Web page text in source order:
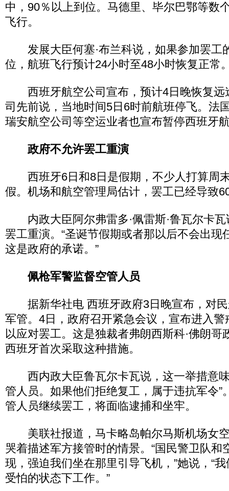
中，90％以上到位。马德里、毕尔巴鄂等数
飞行。
发展大臣何塞·布兰科说，如果参加罢工
位，航班飞行预计24小时至48小时恢复正常
西班牙航空公司宣布，预计4日晚恢复远
司先前说，当地时间5日6时前航班停飞。法
瑞安航空公司等空运业者也宣布暂停西班牙
政府不允许罢工重演
西班牙6日和8日是假期，不少人打算周
假。机场和航空管理局估计，罢工已经导致
内政大臣阿尔弗雷多·佩雷斯·鲁瓦尔卡瓦
罢工重演。“圣诞节假期或者那以后不会出现
这是政府的承诺。”
佩枪军警监督空管人员
据新华社电 西班牙政府3日晚宣布，对民
军管。4日，政府召开紧急会议，宣布进入
以应对罢工。这是独裁者弗朗西斯科·佛朗哥
西班牙首次采取这种措施。
西内政大臣鲁瓦尔卡瓦说，这一举措意味
管人员。如果他们拒绝复工，属于违抗军令”
管人员继续罢工，将面临逮捕和坐牢。
美联社报道，马卡略岛帕尔马斯机场女空
哭着描述军方接管时的情景。“国民警卫队和
现，强迫我们坐在那里引导飞机，”她说，“
受怕的状态下工作。”